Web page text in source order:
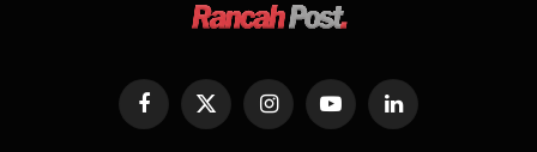
FacebookX
(Twitter)
InstagramYouTubeLinkedIn